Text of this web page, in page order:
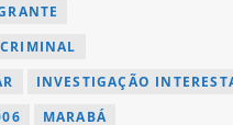
INVESTIGAÇÃO
MARABÁ